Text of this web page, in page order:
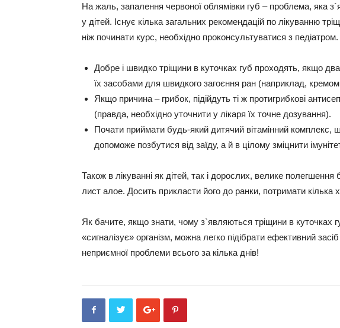
На жаль, запалення червоної облямівки губ – проблема, яка
у дітей. Існує кілька загальних рекомендацій по лікуванню
ніж починати курс, необхідно проконсультуватися з педіатром.
Добре і швидко тріщини в куточках губ проходять, якщо
їх засобами для швидкого загоєння ран (наприклад,
Якщо причина – грибок, підійдуть ті ж протигрибкові
(правда, необхідно уточнити у лікаря їх точне дозування).
Почати приймати будь-який дитячий вітамінний комплекс,
допоможе позбутися від заїду, а й в цілому зміцнити
Також в лікуванні як дітей, так і дорослих, велике
лист алое. Досить прикласти його до ранки, потримати кілька
Як бачите, якщо знати, чому з`являються тріщини в куточках
«сигналізує» організм, можна легко підібрати ефективний
неприємної проблеми всього за кілька днів!